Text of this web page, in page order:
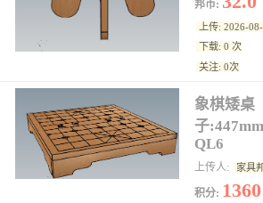
邦币:
上传: 2026-
下载: 0 次
关注: 0次
象棋矮桌
子
QL6
上传人: 家具
积分: 1360